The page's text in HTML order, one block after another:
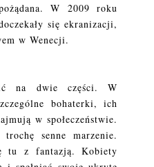
W 2009 roku
się ekranizacji,
w Wenecji.
na dwie części. W
bohaterki, ich
w społeczeństwie.
senne marzenie.
tu z fantazją. Kobiety